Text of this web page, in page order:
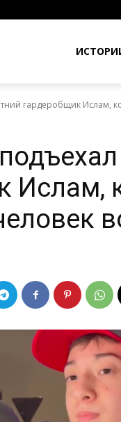
гардеробщик Ислам,
Ислам,